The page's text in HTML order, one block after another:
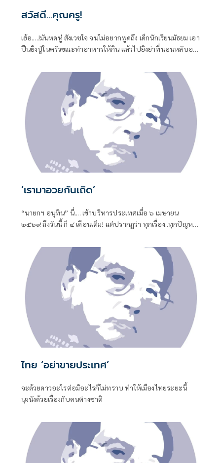
สวัสดี...คุณครู!
เฮ้อ....!มันหดหู่ สังเวชใจ จนไม่อยากพูดถึง เด็กนักเรียนมัธยม เอา
ปืนยิงปู่ในครัวขณะทำอาหารให้กิน แล้วไปยิงย่าที่นอนหลับอยู่
‘เรามาอวยกันเถิด’
“นายกฯ อนุทิน” นี่.... เข้าบริหารประเทศเมื่อ ๖ เมษายน
๒๕๖๙ ถึงวันนี้ ก็ ๔ เดือนเต็ม! แต่ปรากฏว่า ทุกเรื่อง..ทุกปัญหา
ไทย ‘อย่าขายประเทศ’
จะด้วยดาวอะไรต่อมิอะไรก็ไม่ทราบ ทำให้เมืองไทยระยะนี้
นุงนังด้วยเรื่องกับคนต่างชาติ